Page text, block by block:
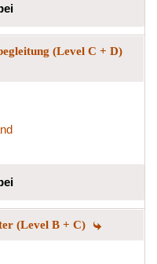
(Level C + D)
(Level B + C)